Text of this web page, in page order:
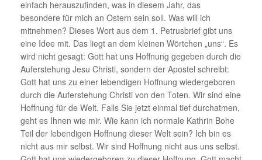
einfach herauszufinden, was in diesem Jahr, das
besondere für mich an Ostern sein soll. Was will ich
mitnehmen? Dieses Wort aus dem 1. Petrusbrief gibt uns
eine Idee mit. Das liegt an dem kleinen Wörtchen „uns“. Es
wird nicht gesagt: Gott hat uns Hoffnung gegeben durch die
Auferstehung Jesu Christi, sondern der Apostel schreibt:
Gott hat uns zu einer lebendigen Hoffnung wiedergeboren
durch die Auferstehung Christi von den Toten. Wir sind eine
Hoffnung für de Welt. Falls Sie jetzt einmal tief durchatmen,
geht es Ihnen wie mir. Wie kann ich normale Kathrin Bohe
Teil der lebendigen Hoffnung dieser Welt sein? Ich bin es
nicht aus mir selbst. Wir sind Hoffnung nicht aus uns selbst.